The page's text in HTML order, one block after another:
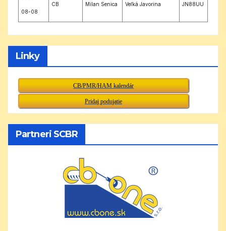
08-08
CB Milan Senica Veľká Javorina JN88UU
Linky
CB/PMR/HAM kalendár
Pridaj podujatie
Partneri SCBR